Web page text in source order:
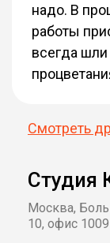
надо. В
работы
всегда шли
Смотреть
Студия
Москва,
10, офис 1009